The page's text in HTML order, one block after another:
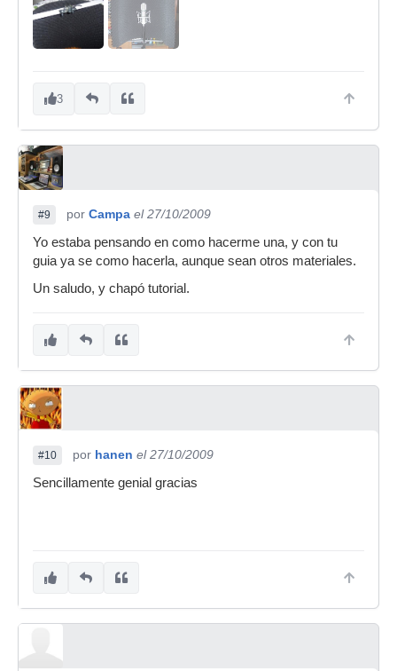
3
#9 por Campa el 27/10/2009
Yo estaba pensando en como hacerme una, y con tu
guia ya se como hacerla, aunque sean otros materiales.
Un saludo, y chapó tutorial.
#10 por hanen el 27/10/2009
Sencillamente genial gracias